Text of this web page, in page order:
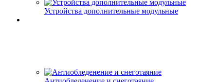
Устройства дополнительные модульные